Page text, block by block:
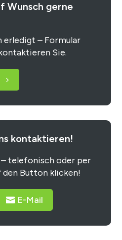
Wunsch gerne
erledigt – Formular
Sie.
kontaktieren!
telefonisch oder per
den Button klicken!
E-Mail